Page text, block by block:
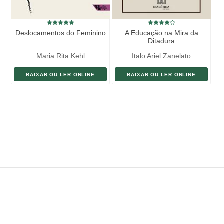
Deslocamentos do Feminino
Maria Rita Kehl
BAIXAR OU LER ONLINE
A Educação na Mira da
Ditadura
Italo Ariel Zanelato
BAIXAR OU LER ONLINE